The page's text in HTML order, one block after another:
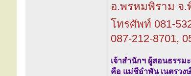
อ.พรหมพิราม จ
โทรศัพท์ 081-
087-212-8701,
เจ้าสำนักฯ ผู้สอนธรรม
คือ แม่ชีอำพัน เนตรว